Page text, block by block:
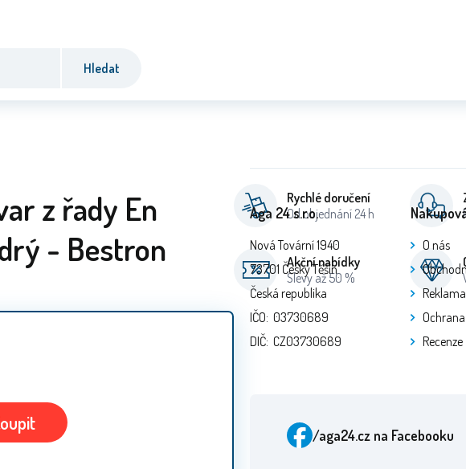
Hledat
z řady En
- Bestron
Rychlé doručení
Od objednání 24 h
Akční nabídky
Slevy až 50 %
Aga 24 s.r.o.
Nová Tovární 1940
73701 Český Těšín
Česká republika
IČO: 03730689
DIČ: CZ03730689
O nás
Recenze
/aga24.cz na Facebooku